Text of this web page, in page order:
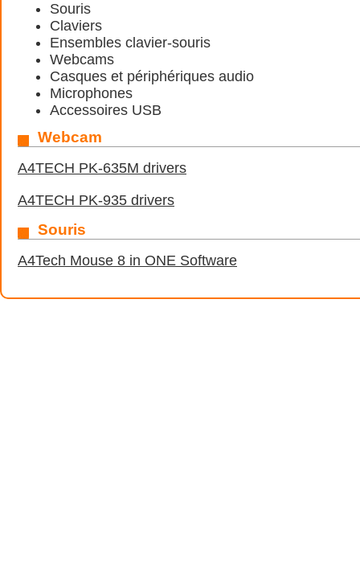
Souris
Claviers
Ensembles clavier-souris
Webcams
Casques et périphériques audio
Microphones
Accessoires USB
Webcam
A4TECH PK-635M drivers
A4TECH PK-935 drivers
Souris
A4Tech Mouse 8 in ONE Software